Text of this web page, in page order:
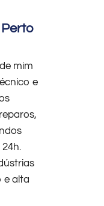
mim
e
e alta